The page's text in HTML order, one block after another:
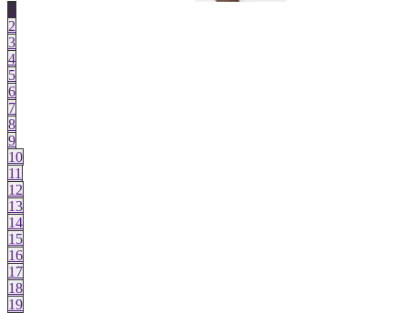
1
2
3
4
5
6
7
8
9
10
11
12
13
14
15
16
17
18
19